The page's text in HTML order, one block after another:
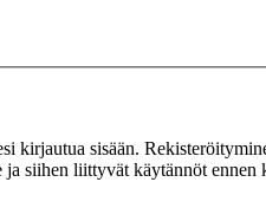
kirjautua sisään.
siihen liittyvät käytännöt